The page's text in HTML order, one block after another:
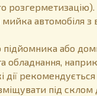
розгерметизацію).
автомобіля
або
дії
під